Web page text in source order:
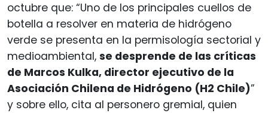
octubre que: “Uno de los principales cuellos de
botella a resolver en materia de hidrógeno
verde se presenta en la permisología sectorial y
medioambiental, se desprende de las críticas
de Marcos Kulka, director ejecutivo de la
Asociación Chilena de Hidrógeno (H2 Chile)”
y sobre ello, cita al personero gremial, quien